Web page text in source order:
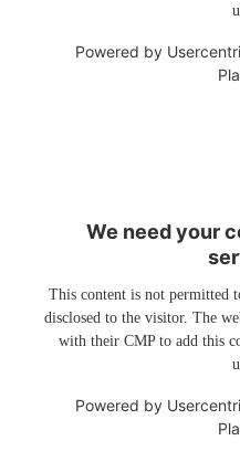
Powered by
We need your
This content is not permitted
disclosed to the visitor. The
with their CMP to add this
Powered by